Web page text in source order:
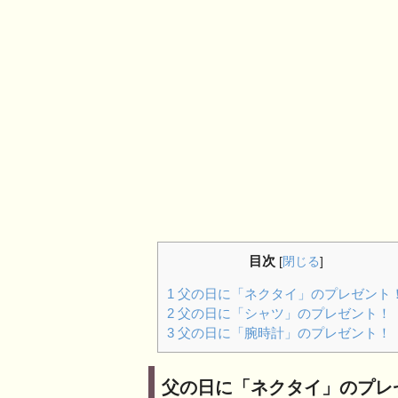
目次 [閉じる]
1 父の日に「ネクタイ」のプレゼント！
2 父の日に「シャツ」のプレゼント！
3 父の日に「腕時計」のプレゼント！
父の日に「ネクタイ」のプレ